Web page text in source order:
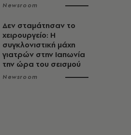
Newsroom
Δεν σταμάτησαν το
χειρουργείο: Η
συγκλονιστική μάχη
γιατρών στην Ιαπωνία
την ώρα του σεισμού
Newsroom